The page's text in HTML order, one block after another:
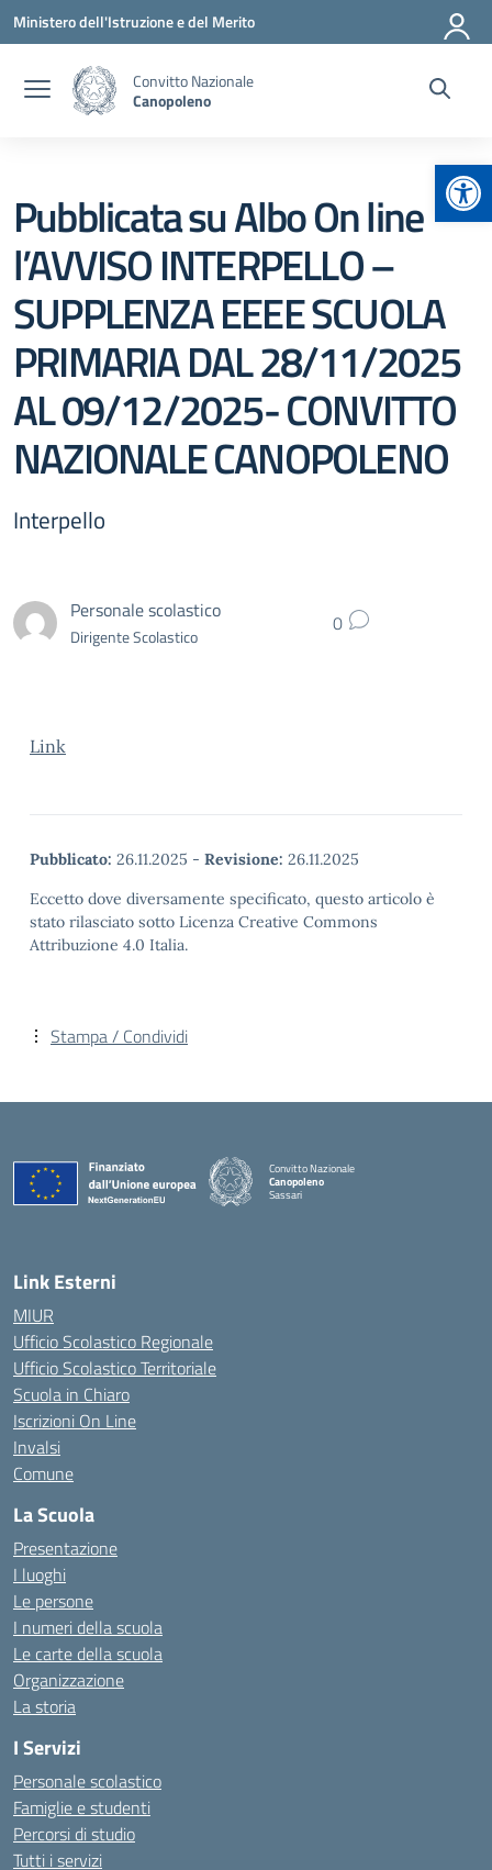
Vai ai contenuti
Vai al menu di navigazione
Vai al footer
Ministero dell'Istruzione e del Merito
Convitto Nazionale
Canopoleno
Pubblicata su Albo On line
l’AVVISO INTERPELLO –
SUPPLENZA EEEE SCUOLA
PRIMARIA DAL 28/11/2025
AL 09/12/2025- CONVITTO
NAZIONALE CANOPOLENO
Interpello
Personale scolastico
Dirigente Scolastico 0
Link
Pubblicato: 26.11.2025 - Revisione: 26.11.2025
Eccetto dove diversamente specificato, questo articolo è
stato rilasciato sotto Licenza Creative Commons
Attribuzione 4.0 Italia.
Stampa / Condividi
Convitto Nazionale
Canopoleno
Sassari
Link Esterni
MIUR
Ufficio Scolastico Regionale
Ufficio Scolastico Territoriale
Scuola in Chiaro
Iscrizioni On Line
Invalsi
Comune
La Scuola
Presentazione
I luoghi
Le persone
I numeri della scuola
Le carte della scuola
Organizzazione
La storia
I Servizi
Personale scolastico
Famiglie e studenti
Percorsi di studio
Tutti i servizi